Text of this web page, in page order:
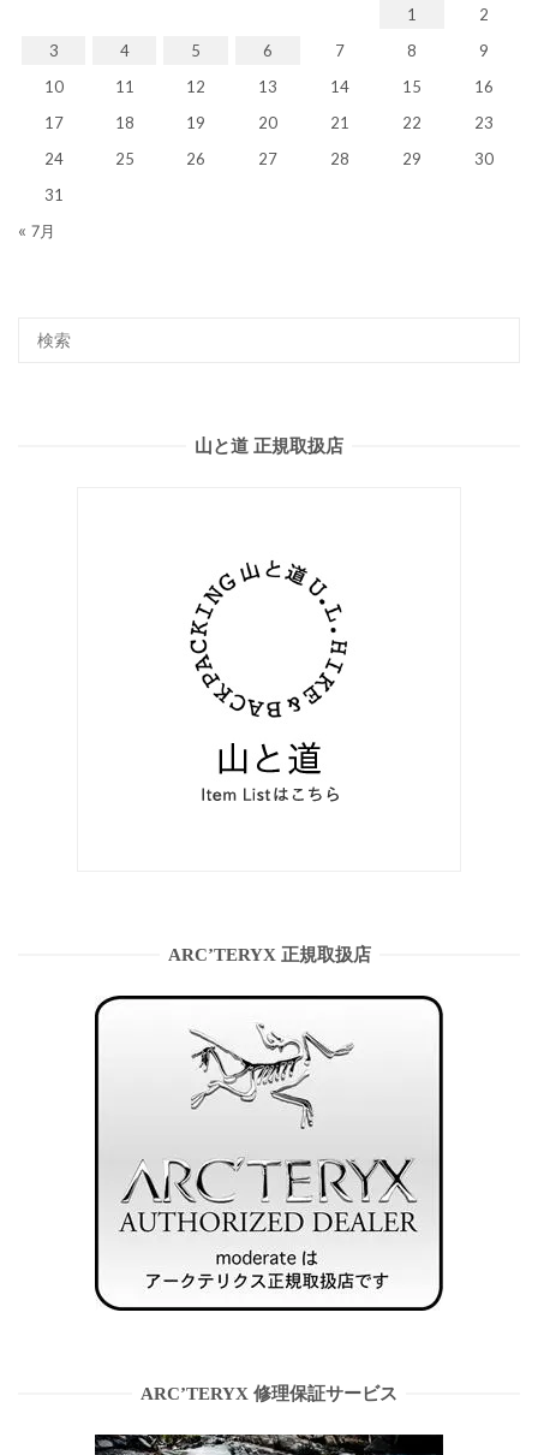
1
2
3
4 5 6 7 8
9
10
11 12 13 14 15
16
17
18 19 20 21 22
23
24
25 26 27 28 29
30
31
« 7月
山と道 正規取扱店
ARC’TERYX 正規取扱店
ARC’TERYX 修理保証サービス